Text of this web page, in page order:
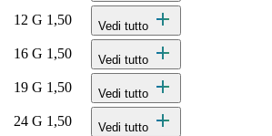
12 G 1,50 Vedi tutto add
16 G 1,50 Vedi tutto add
19 G 1,50 Vedi tutto add
24 G 1,50 Vedi tutto add